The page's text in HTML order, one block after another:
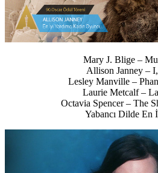
Mary J. Blige –
Allison Janney –
Lesley Manville –
Laurie Metcalf –
Octavia Spencer – The
Yabancı Dilde En